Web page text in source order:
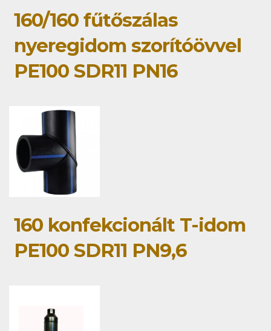
160/160 fűtőszálas
nyeregidom szorítóövvel
PE100 SDR11 PN16
160 konfekcionált T-idom
PE100 SDR11 PN9,6